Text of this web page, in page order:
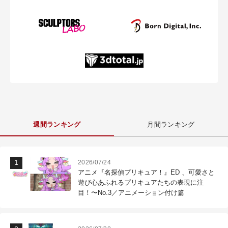
週間ランキング 月間ランキング
2026/07/24
アニメ『名探偵プリキュア！』ED 、可愛さと
遊び心あふれるプリキュアたちの表現に注
目！〜No.3／アニメーション付け篇